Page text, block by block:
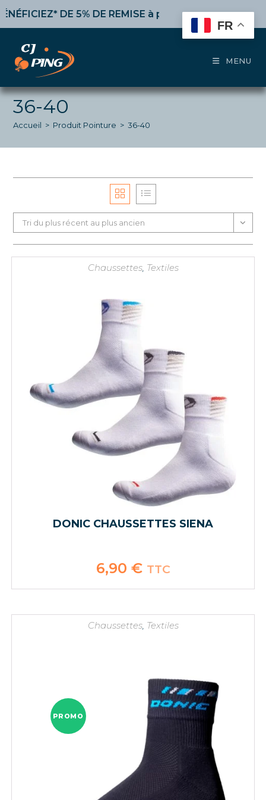
Skip
DE 5% DE REMISEà partir de 50€ d’achat,10%
MENU
36-40
Accueil > Produit Pointure > 36-40
Tri du plus récent au plus ancien
Chaussettes, Textiles
DONIC CHAUSSETTES SIENA
6,90 € TTC
Chaussettes, Textiles
PROMO
FR